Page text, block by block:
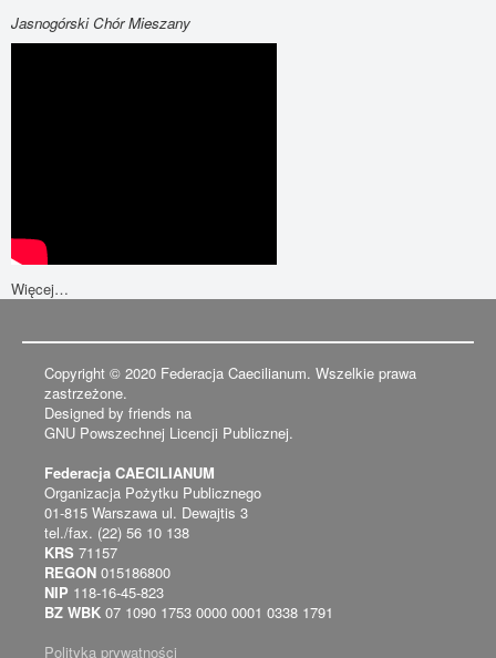
Jasnogórski Chór Mieszany
Więcej…
Copyright © 2020 Federacja Caecilianum. Wszelkie prawa
zastrzeżone.
Designed by friends na
GNU Powszechnej Licencji Publicznej.
Federacja CAECILIANUM
Organizacja Pożytku Publicznego
01-815 Warszawa ul. Dewajtis 3
tel./fax. (22) 56 10 138
KRS 71157
REGON 015186800
NIP 118-16-45-823
BZ WBK 07 1090 1753 0000 0001 0338 1791
Polityka prywatności